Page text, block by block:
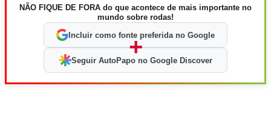
NÃO FIQUE DE FORA do que acontece de mais importante no
mundo sobre rodas!
Incluir como fonte preferida no Google
+
Seguir AutoPapo no Google Discover